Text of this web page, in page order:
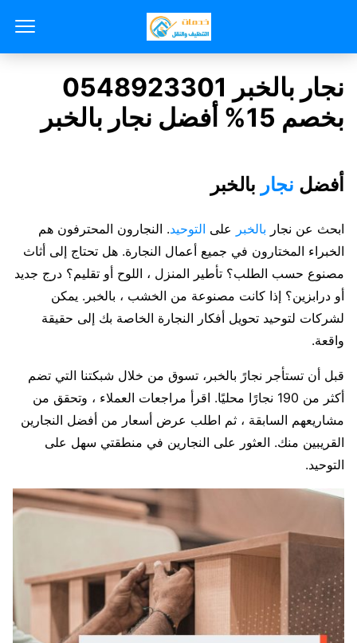
نجار بالخبر 0548923301
بخصم 15% أفضل نجار بالخبر
أفضل نجار بالخبر
ابحث عن نجار بالخبر على التوحيد. النجارون المحترفون هم
الخبراء المختارون في جميع أعمال النجارة. هل تحتاج إلى أثاث
مصنوع حسب الطلب؟ تأطير المنزل ، اللوح أو تقليم؟ درج جديد
أو درابزين؟ إذا كانت مصنوعة من الخشب ، بالخبر. يمكن
لشركات لتوحيد تحويل أفكار النجارة الخاصة بك إلى حقيقة
واقعة.
قبل أن تستأجر نجارً بالخبر، تسوق من خلال شبكتنا التي تضم
أكثر من 190 نجارًا محليًا. اقرأ مراجعات العملاء ، وتحقق من
مشاريعهم السابقة ، ثم اطلب عرض أسعار من أفضل النجارين
القريبين منك. العثور على النجارين في منطقتي سهل على
التوحيد.